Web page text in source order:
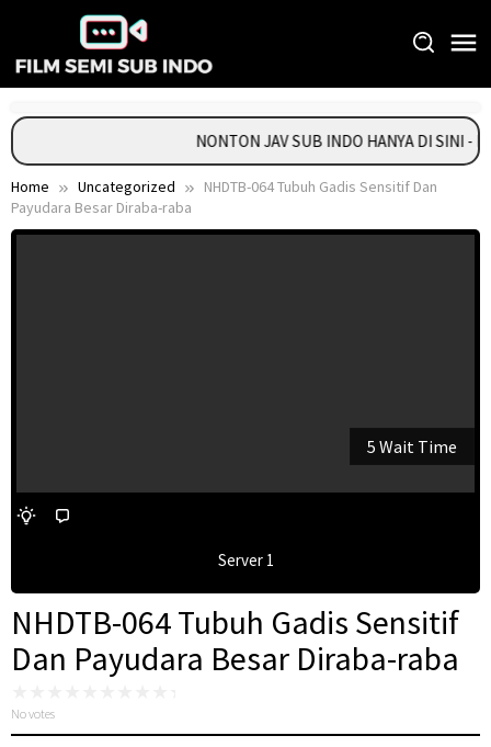
content
NONTON JAV SUB INDO HANYA DI SINI -
Home Uncategorized
NHDTB-064 Tubuh Gadis Sensitif Dan
Payudara Besar Diraba-raba
5 Wait Time
Server 1
NHDTB-064 Tubuh Gadis Sensitif
Dan Payudara Besar Diraba-raba
No votes